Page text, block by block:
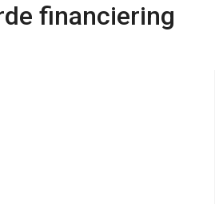
financiering